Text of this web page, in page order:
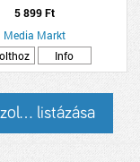
5 899 Ft
Media Markt
Info
listázása